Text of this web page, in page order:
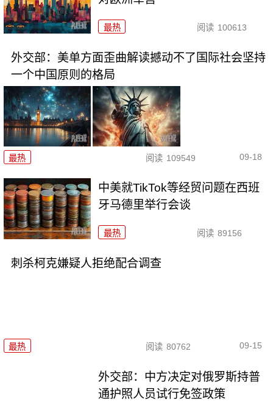
最热 阅读 100613
外交部：美单方面歪曲解读撼动不了国际社会坚持
一个中国原则的格局
最热 阅读 109549 09-18
中美就TikTok等经贸问题在西班
牙马德里举行会谈
最热 阅读 89156
刺杀柯克嫌疑人拒绝配合调查
最热 阅读 80762 09-15
外交部：中方决定对俄罗斯持普
通护照人员试行免签政策